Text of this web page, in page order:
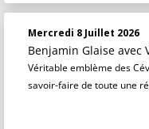
Mercredi 8 Juillet 2026
Benjamin Glaise avec
Véritable emblème des
savoir-faire de toute une